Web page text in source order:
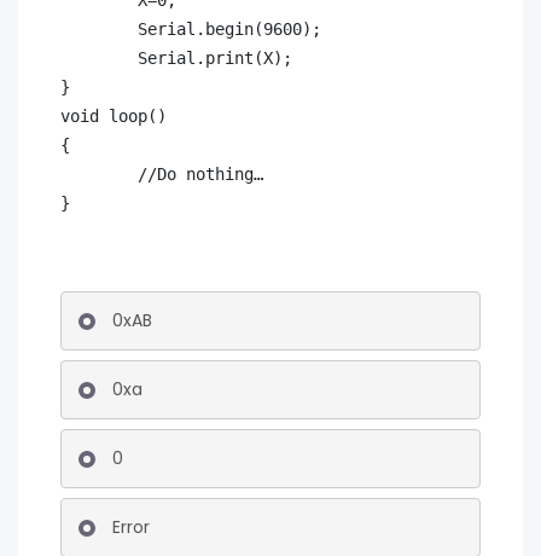
}
0xAB
0xa
0
Error